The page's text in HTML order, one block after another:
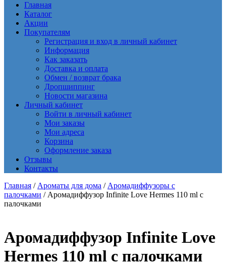
Главная
Каталог
Акции
Покупателям
Регистрация и вход в личный кабинет
Информация
Как заказать
Доставка и оплата
Обмен / возврат брака
Дропшиппинг
Новости магазина
Личный кабинет
Войти в личный кабинет
Мои заказы
Мои адреса
Корзина
Оформление заказа
Отзывы
Контакты
Главная / Ароматы для дома / Аромадиффузоры с
палочками / Аромадиффузор Infinite Love Hermes 110 ml с
палочками
Аромадиффузор Infinite Love
Hermes 110 ml с палочками